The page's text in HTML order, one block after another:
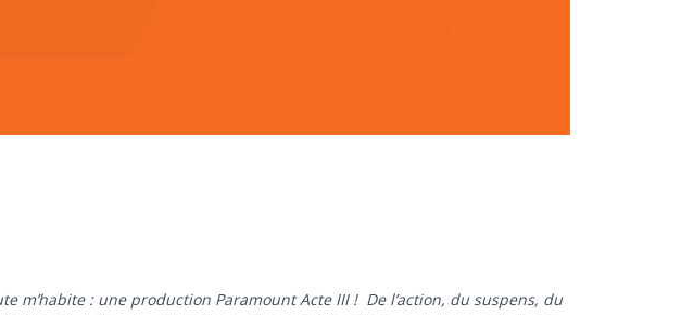
m’habite : une production Paramount Acte III ! De l’action, du suspens, du